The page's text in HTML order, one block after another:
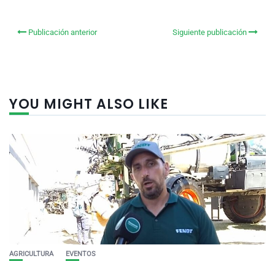
Publicación anterior Siguiente publicación
YOU MIGHT ALSO LIKE
AGRICULTURA EVENTOS